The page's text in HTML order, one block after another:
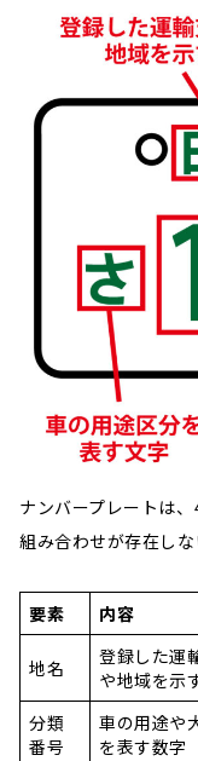
ナンバープレートは
組み合わせが存在しな
要素 内容
地名
登録した運
や地域を示
分類
番号
車の用途や
を表す数字